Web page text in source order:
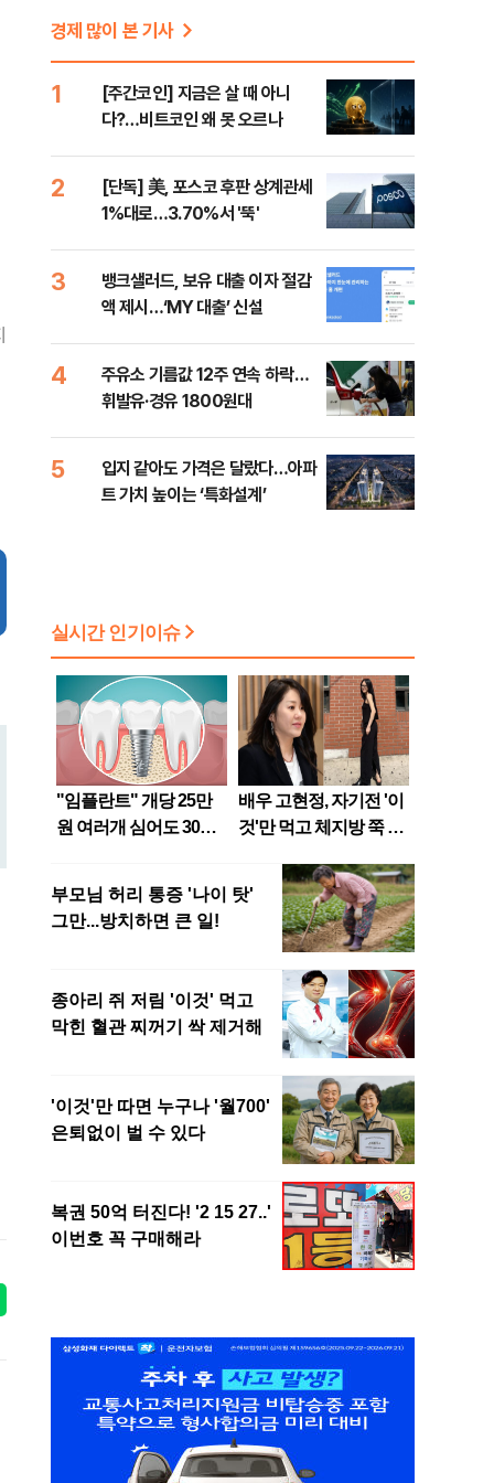
경제 많이 본 기사
1
[주간코인] 지금은 살 때 아니
다?…비트코인 왜 못 오르나
2
[단독] 美, 포스코 후판 상계관세
1%대로…3.70%서 '뚝'
3
뱅크샐러드, 보유 대출 이자 절감
액 제시…‘MY 대출’ 신설
4
주유소 기름값 12주 연속 하락…
휘발유·경유 1800원대
5
입지 같아도 가격은 달랐다…아파
트 가치 높이는 ‘특화설계’